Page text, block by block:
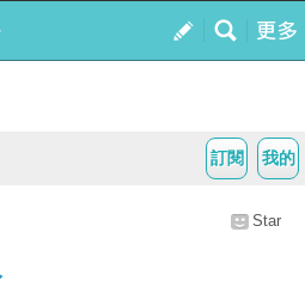
我的
訂閱
Star